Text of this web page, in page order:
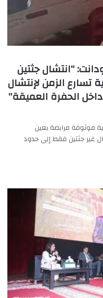
“انتشال جثتين
الزمن لإنتشال
الحفرة العميقة”
موثوقة مرابضة بعين
غير جثتين فقط إلى حدود